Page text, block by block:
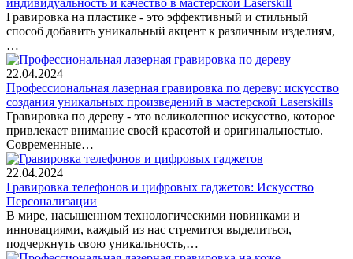
Гравировка на пластике - это эффективный и стильный
способ добавить уникальный акцент к различным изделиям,
…
22.04.2024
Профессиональная лазерная гравировка по дереву: искусство
создания уникальных произведений в мастерской Laserskills
Гравировка по дереву - это великолепное искусство, которое
привлекает внимание своей красотой и оригинальностью.
Современные…
22.04.2024
Гравировка телефонов и цифровых гаджетов: Искусство
Персонализации
В мире, насыщенном технологическими новинками и
инновациями, каждый из нас стремится выделиться,
подчеркнуть свою уникальность,…